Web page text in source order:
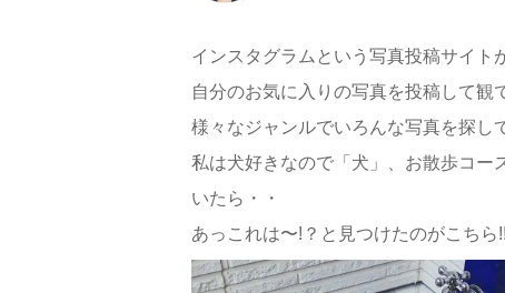
インスタグラムという写真投稿サイト
自分のお気に入りの写真を投稿して観
様々なジャンルでいろんな写真を探し
私は犬好きなので「犬」、お散歩コー
いたら・・
あっこれは〜!？と見つけたのがこちら!!